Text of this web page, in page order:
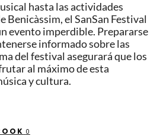
hasta las actividades
Benicàssim, el SanSan Festival
evento imperdible. Prepararse
informado sobre las
del festival asegurará que los
al máximo de esta
y cultura.
0